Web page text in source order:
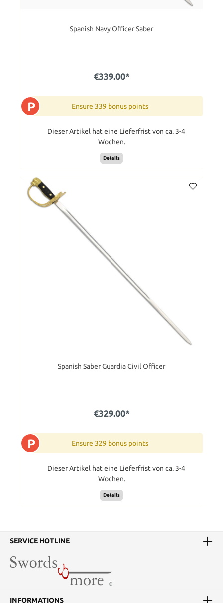
Spanish Navy Officer Saber
€339.00*
P Ensure 339 bonus points
Dieser Artikel hat eine Lieferfrist von ca. 3-4
Wochen.
Details
Spanish Saber Guardia Civil Officer
€329.00*
P Ensure 329 bonus points
Dieser Artikel hat eine Lieferfrist von ca. 3-4
Wochen.
Details
SERVICE HOTLINE
INFORMATIONS